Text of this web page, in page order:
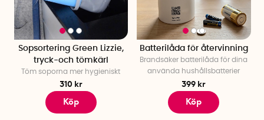
Sopsortering Green Lizzie,
tryck-och tömkärl
Töm soporna mer hygieniskt
310 kr
Köp
Batterilåda för återvinning
Brandsäker batterilådaför dina
använda hushållsbatterier
399 kr
Köp